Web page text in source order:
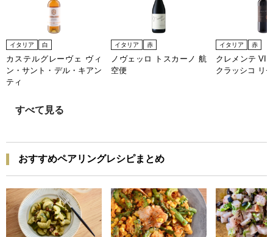
イタリア 白
カステルグレーヴェ ヴィ
ン・サント・デル・キアン
ティ
イタリア 赤
ノヴェッロ トスカーノ 航
空便
イタリア 赤
クレメンテ VII
クラッシコ リ
すべて見る
おすすめペアリングレシピまとめ